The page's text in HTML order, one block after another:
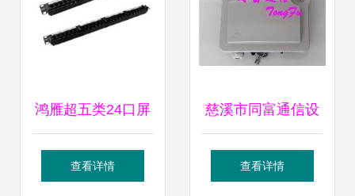
鸿雁超五类24口屏
蔽配线架 HYD5E-
查看详情
慈溪市同富通信设
备厂 专业提供光纤
查看详情